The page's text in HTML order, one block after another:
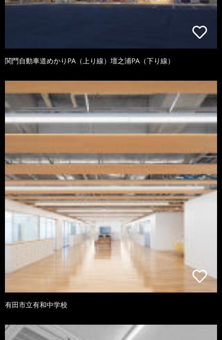
関門自動車道めかりPA（上り線）壇之浦PA（下り線）
有田市立有和中学校